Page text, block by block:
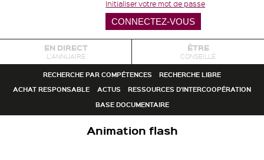
Initialiser votre mot de passe
EN DIRECT
L'ANNUAIRE
ÊTRE
CONSEILLÉ
RECHERCHE PAR COMPÉTENCES
RECHERCHE LIBRE
ACHAT RESPONSABLE
ACTUS
RESSOURCES D'INTERCOOPÉRATION
BASE DOCUMENTAIRE
Animation flash